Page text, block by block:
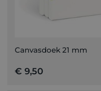
Canvasdoek 21 mm
€ 9,50